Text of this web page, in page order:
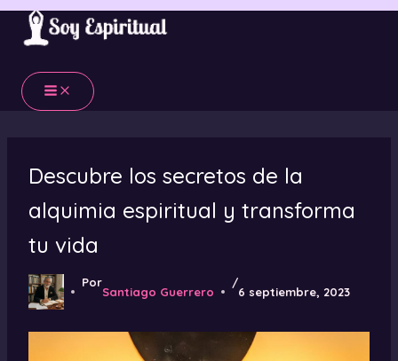
Ir
contenido
Descubre los secretos de la
alquimia espiritual y transforma
tu vida
Por
Santiago Guerrero
/
6 septiembre, 2023